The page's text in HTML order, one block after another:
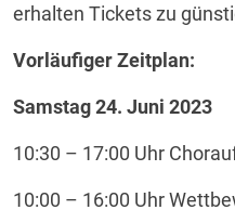
erhalten Tickets zu
Vorläufiger Zeitplan:
Samstag 24. Juni 2023
10:30 – 17:00 Uhr
10:00 – 16:00 Uhr